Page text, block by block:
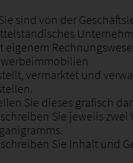
sind von der
eigenem
vermarktet und
Sie dieses grafisch
Sie jeweils
Sie Inhalt und